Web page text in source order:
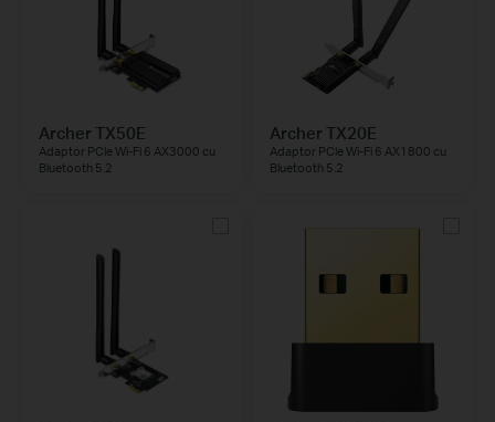
Archer TX50E
Adaptor PCle Wi-Fi 6 AX3000 cu
Bluetooth 5.2
Archer TX20E
Adaptor PCle Wi-Fi 6 AX1800 cu
Bluetooth 5.2